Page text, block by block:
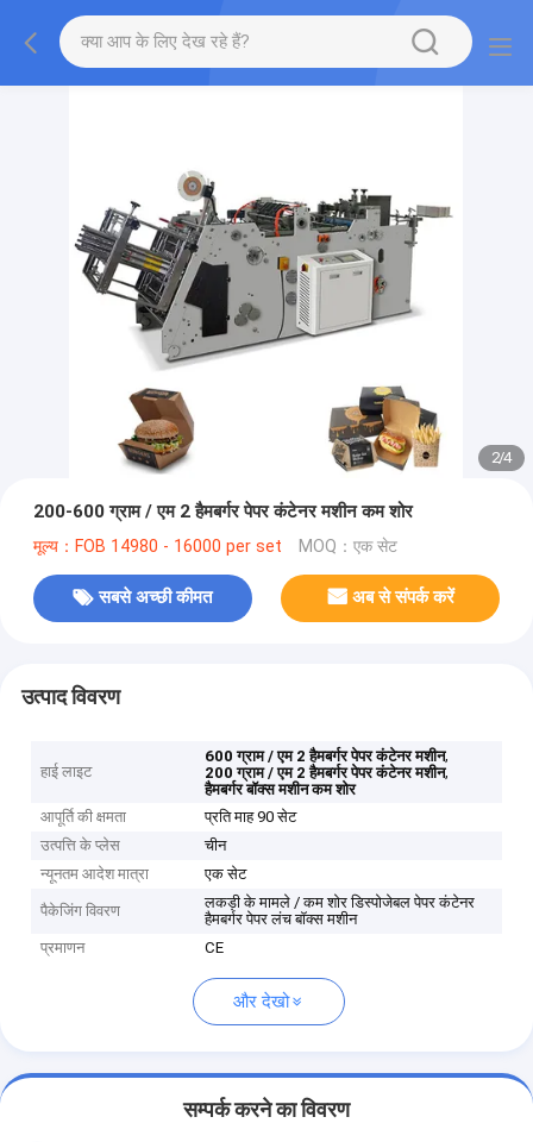
2/4
200-600 ग्राम / एम 2 हैमबर्गर पेपर कंटेनर मशीन कम शोर
मूल्य：FOB 14980 - 16000 per set MOQ：एक सेट
सबसे अच्छी कीमत अब से संपर्क करें
उत्पाद विवरण
हाई लाइट
600 ग्राम / एम 2 हैमबर्गर पेपर कंटेनर मशीन,
200 ग्राम / एम 2 हैमबर्गर पेपर कंटेनर मशीन,
हैमबर्गर बॉक्स मशीन कम शोर
आपूर्ति की क्षमता
प्रति माह 90 सेट
उत्पत्ति के प्लेस
चीन
न्यूनतम आदेश मात्रा
एक सेट
पैकेजिंग विवरण
लकड़ी के मामले / कम शोर डिस्पोजेबल पेपर कंटेनर
हैमबर्गर पेपर लंच बॉक्स मशीन
प्रमाणन
CE
और देखो
सम्पर्क करने का विवरण